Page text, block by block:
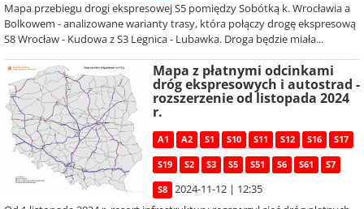
Mapa przebiegu drogi ekspresowej S5 pomiędzy Sobótką k. Wrocławia a
Bolkowem - analizowane warianty trasy, która połączy drogę ekspresową
S8 Wrocław - Kudowa z S3 Legnica - Lubawka. Droga będzie miała...
Mapa z płatnymi odcinkami
dróg ekspresowych i autostrad -
rozszerzenie od listopada 2024
r.
A1 A2 S1 S10 S11 S12 S16 S17
S19 S2 S3 S5 S51 S6 S61 S7
S8
2024-11-12 | 12:35